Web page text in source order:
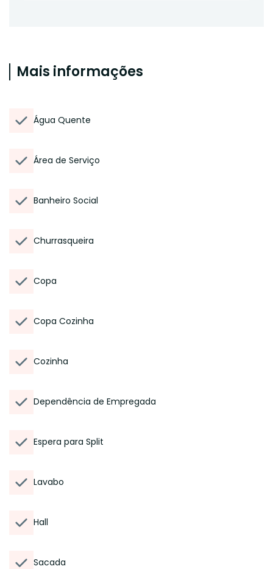
Mais informações
Água Quente
Área de Serviço
Banheiro Social
Churrasqueira
Copa
Copa Cozinha
Cozinha
Dependência de Empregada
Espera para Split
Lavabo
Hall
Sacada